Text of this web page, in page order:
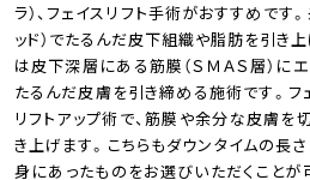
ラ）、フェイスリフト手術がおすすめです
ッド）でたるんだ皮下組織や脂肪を引き
は皮下深層にある筋膜（ＳＭＡＳ層）に
たるんだ皮膚を引き締める施術です。フ
リフトアップ術で、筋膜や余分な皮膚を
き上げます。こちらもダウンタイムの長
身にあったものをお選びいただくことが